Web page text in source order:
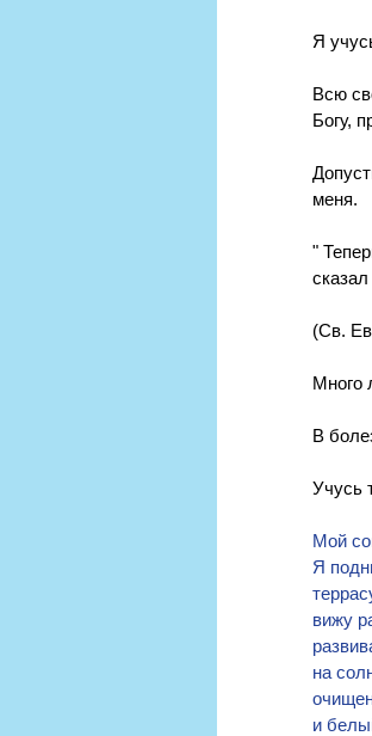
Я
Всю
Богу,
меня.
"
(Св.
Много
В
Учусь
Мой
Я
вижу
на
и